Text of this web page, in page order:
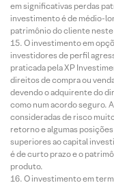
em significativas perdas
investimento é de médio-
patrimônio do cliente
O investimento em
investidores de perfil
praticada pela XP
direitos de compra ou
devendo o adquirente do
como num acordo seguro.
consideradas de risco
retorno e algumas
superiores ao capital
é de curto prazo e o
produto.
O investimento em